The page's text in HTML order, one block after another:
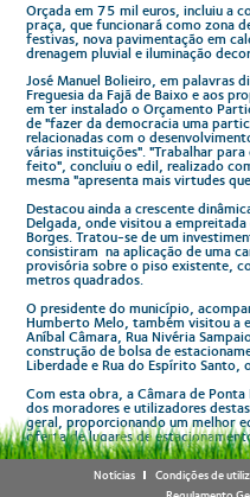
Orçada em 75 mil euros, incluiu a
praça, que funcionará como zona
festivas, nova pavimentação em
drenagem pluvial e iluminação
José Manuel Bolieiro, em palavras
Freguesia da Fajã de Baixo e aos
em ter instalado o Orçamento
de "fazer da democracia uma
relacionadas com o
várias instituições". "Trabalhar
feito", concluiu o edil, realizado
mesma "apresenta mais virtudes
Destacou ainda a crescente
Delgada, onde visitou a
Borges. Tratou-se de um
consistiram na aplicação de uma
provisória sobre o piso existente,
metros quadrados.
O presidente do município,
Humberto Melo, também visitou a
Aníbal Câmara, Rua Nivéria
construção de bolsa de
Liberdade e Rua do Espírito Santo,
Com esta obra, a Câmara de
dos moradores e utilizadores
geral, proporcionando um melhor
oferta de lugares de
com dimensões que proporcionem
dos peões, incluindo pessoas com
Foi entregue à população da Fajã
Notícias Condições de